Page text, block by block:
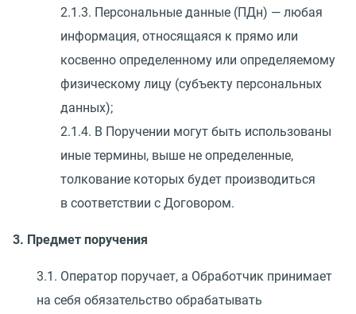
2.1.3. Персональные данные (ПДн) — любая
информация, относящаяся к прямо или
косвенно определенному или определяемому
физическому лицу (субъекту персональных
данных);
2.1.4. В Поручении могут быть использованы
иные термины, выше не определенные,
толкование которых будет производиться
в соответствии с Договором.
3. Предмет поручения
3.1. Оператор поручает, а Обработчик принимает
на себя обязательство обрабатывать